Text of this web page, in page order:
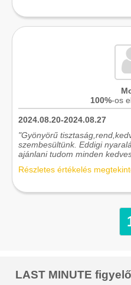
100%-os
2024.08.20-2024.08.27
"Gyönyörű
szembesültünk. Eddigi
ajánlani tudom minden
Részletes értékelés
LAST MINUTE figyelő